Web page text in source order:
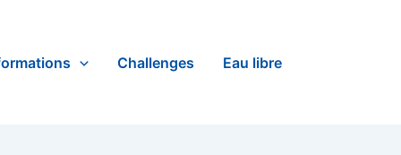
Challenges Eau libre